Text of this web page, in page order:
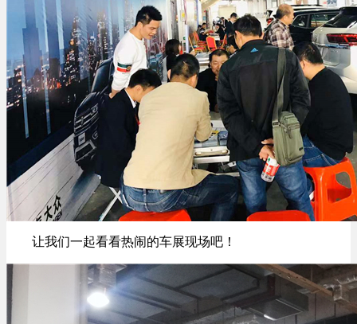
让我们一起看看热闹的车展现场吧！